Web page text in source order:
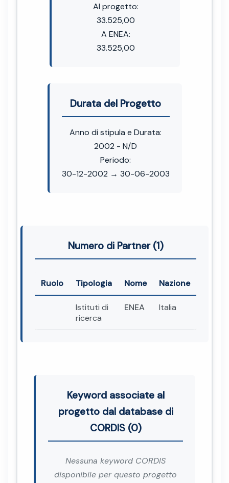
Al progetto:
33.525,00
A ENEA:
33.525,00
Durata del Progetto
Anno di stipula e Durata:
2002 - N/D
Periodo:
30-12-2002 → 30-06-2003
Numero di Partner (1)
Ruolo Tipologia Nome Nazione
Istituti di
ricerca
ENEA Italia
Keyword associate al
progetto dal database di
CORDIS (0)
Nessuna keyword CORDIS
disponibile per questo progetto